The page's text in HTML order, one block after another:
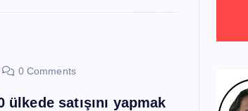
0 Comments
satışını yapmak